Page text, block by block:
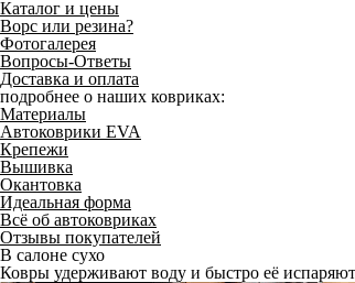
Каталог и цены
Ворс или резина?
Фотогалерея
Вопросы-Ответы
Доставка и оплата
подробнее о наших ковриках:
Материалы
Автоковрики EVA
Крепежи
Вышивка
Окантовка
Идеальная форма
Всё об автоковриках
Отзывы покупателей
В салоне сухо
Ковры удерживают воду и быстро её испаряют